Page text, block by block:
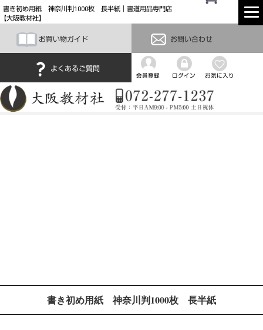
書き初め用紙 神奈川判1000枚 長半紙｜書道用品専門店
【大阪教材社】
お買い物ガイド お問い合わせ
よくあるご質問
会員登録 ログイン お気に入り
書き初め用紙 神奈川判1000枚 長半紙